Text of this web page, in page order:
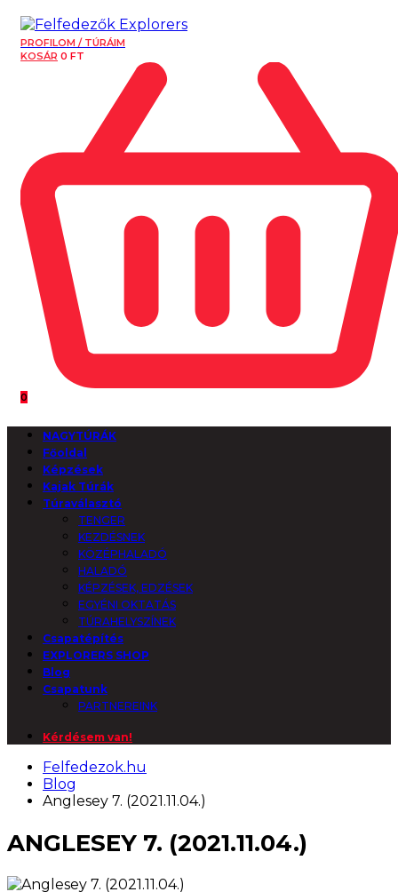
PROFILOM / TÚRÁIM
KOSÁR 0 FT
0
NAGYTÚRÁK
Főoldal
Képzések
Kajak Túrák
Túraválasztó
TENGER
KEZDÉSNEK
KÖZÉPHALADÓ
HALADÓ
KÉPZÉSEK, EDZÉSEK
EGYÉNI OKTATÁS
TÚRAHELYSZÍNEK
Csapatépítés
EXPLORERS SHOP
Blog
Csapatunk
PARTNEREINK
Kérdésem van!
Felfedezok.hu
Blog
Anglesey 7. (2021.11.04.)
ANGLESEY 7. (2021.11.04.)